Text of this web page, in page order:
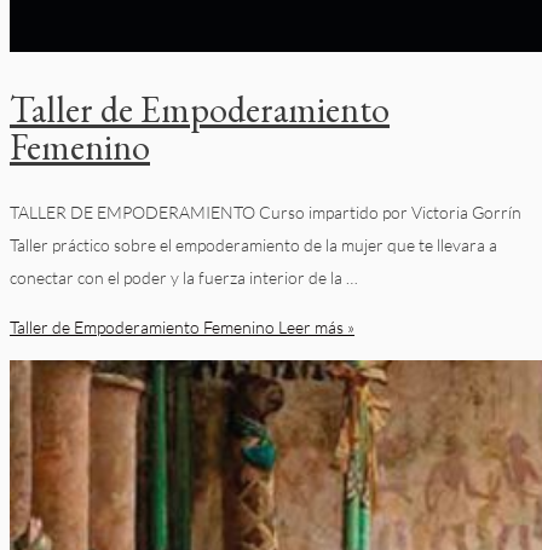
Taller de Empoderamiento
Femenino
TALLER DE EMPODERAMIENTO Curso impartido por Victoria Gorrín
Taller práctico sobre el empoderamiento de la mujer que te llevara a
conectar con el poder y la fuerza interior de la …
Taller de Empoderamiento Femenino Leer más »